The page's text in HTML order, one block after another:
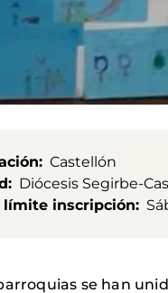
Castellón
Diócesis Segirbe-
límite inscripción
se han